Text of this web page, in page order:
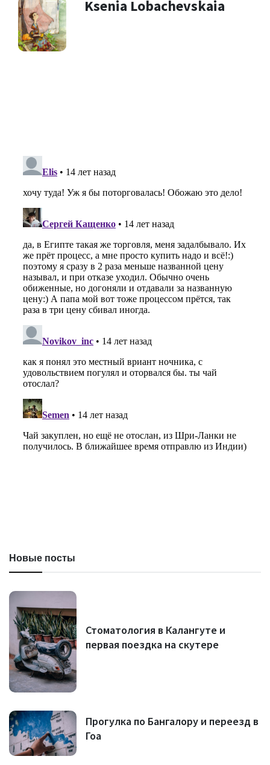
Ksenia Lobachevskaia
Новые посты
Стоматология в Калангуте и
первая поездка на скутере
Прогулка по Бангалору и переезд в
Гоа